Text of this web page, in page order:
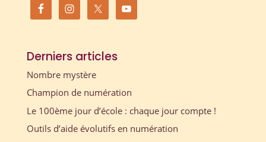
Derniers articles
Nombre mystère
Champion de numération
Le 100ème jour d’école : chaque jour compte !
Outils d’aide évolutifs en numération